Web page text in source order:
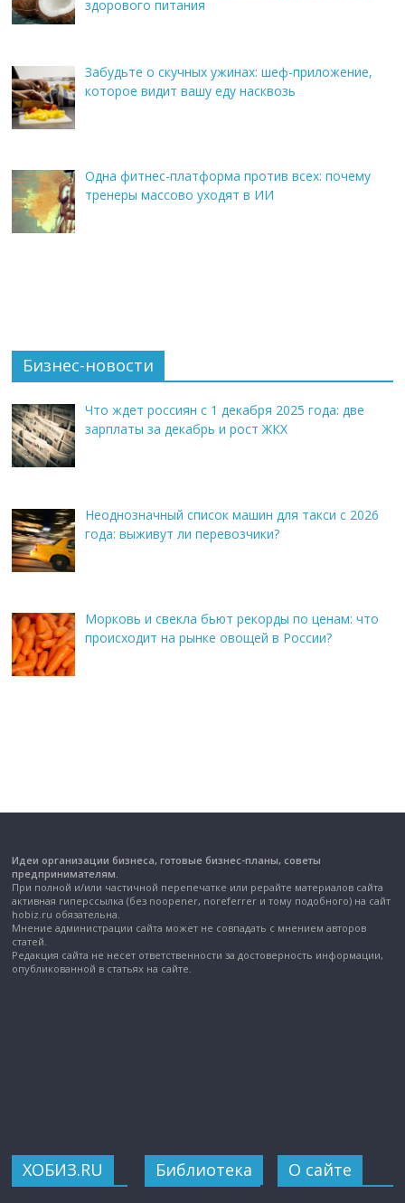
здорового питания
Забудьте о скучных ужинах: шеф-приложение,
которое видит вашу еду насквозь
Одна фитнес-платформа против всех: почему
тренеры массово уходят в ИИ
Бизнес-новости
Что ждет россиян с 1 декабря 2025 года: две
зарплаты за декабрь и рост ЖКХ
Неоднозначный список машин для такси с 2026
года: выживут ли перевозчики?
Морковь и свекла бьют рекорды по ценам: что
происходит на рынке овощей в России?
Идеи организации бизнеса, готовые бизнес-планы, советы
предпринимателям.
При полной и/или частичной перепечатке или рерайте материалов сайта
активная гиперссылка (без noopener, noreferrer и тому подобного) на сайт
hobiz.ru обязательна.
Мнение администрации сайта может не совпадать с мнением авторов
статей.
Редакция сайта не несет ответственности за достоверность информации,
опубликованной в статьях на сайте.
ХОБИЗ.RU Библиотека О сайте